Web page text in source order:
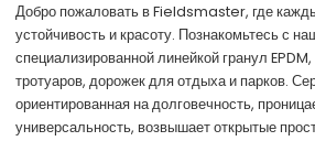
Добро пожаловать в Fieldsmaster, где
устойчивость и красоту. Познакомьтесь с
специализированной линейкой гранул
тротуаров, дорожек для отдыха и парков.
ориентированная на долговечность,
универсальность, возвышает открытые